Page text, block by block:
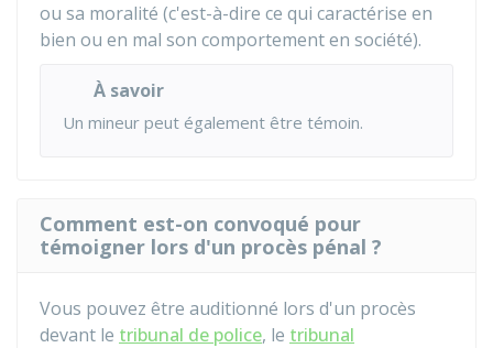
ou sa moralité (c'est-à-dire ce qui caractérise en
bien ou en mal son comportement en société).
À savoir
Un mineur peut également être témoin.
Comment est-on convoqué pour
témoigner lors d'un procès pénal ?
Vous pouvez être auditionné lors d'un procès
devant le tribunal de police, le tribunal